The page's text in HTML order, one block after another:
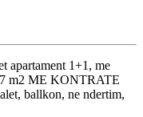
apartament 1+1, me
m2 ME KONTRATE
ballkon, ne ndertim,